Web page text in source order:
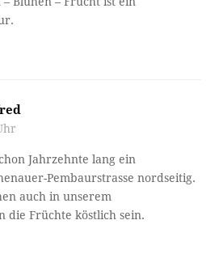
Jahrzehnte lang ein
Pembaurstrasse nordseitig.
auch in unserem
die Früchte köstlich sein.